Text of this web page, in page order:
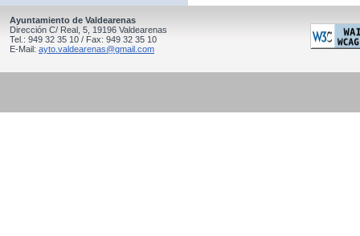
Ayuntamiento de Valdearenas
Dirección C/ Real, 5, 19196 Valdearenas
Tel.: 949 32 35 10 / Fax: 949 32 35 10
E-Mail: ayto.valdearenas@gmail.com